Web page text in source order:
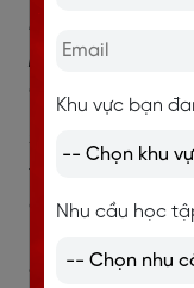
không thể đến làm
phục thì là trang
có thể xem thêm
Sandra:
the Employee
company policies?
cập vào Sổ tay
Khu vực bạn
Nhu cầu học